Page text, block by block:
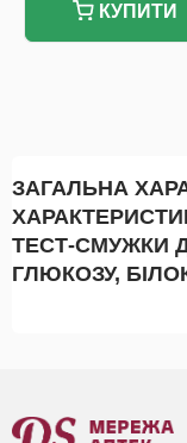
КУПИТИ
ЗАГАЛЬНА
ТЕСТ-СМУЖКИ
ГЛЮКОЗУ,